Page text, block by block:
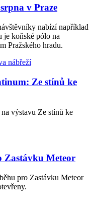
v Praze
nabízí například
je koňské pólo na
Pražského hradu.
Ze stínů ke
výstavu Ze stínů ke
Zastávku Meteor
pro Zastávku Meteor